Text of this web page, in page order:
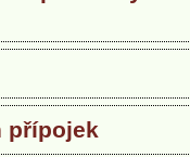
přípojek